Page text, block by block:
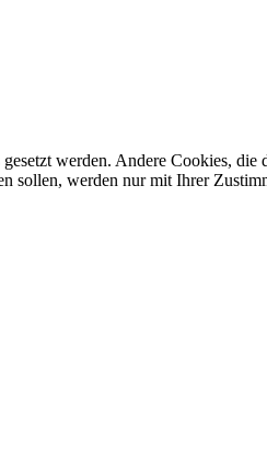
werden. Andere Cookies,
sollen, werden nur mit Ihrer